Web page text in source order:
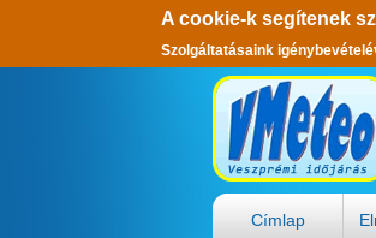
A cookie-k segítenek
Szolgáltatásaink
Címlap